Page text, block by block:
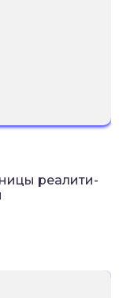
реалити-